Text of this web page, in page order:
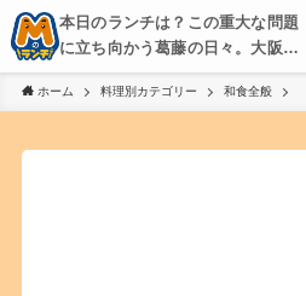
本日のランチは？この重大な問題
に立ち向かう葛藤の日々。大阪・
京都・神戸を中心とした食べ歩
き、飲み歩きを綴る。
ホーム 料理別カテゴリー 和食全般